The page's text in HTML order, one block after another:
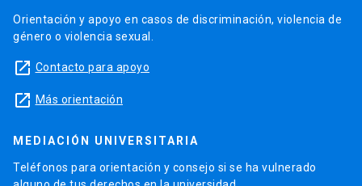
Orientación y apoyo en casos de discriminación, violencia de
género o violencia sexual.
launch Contacto para apoyo
launch Más orientación
MEDIACIÓN UNIVERSITARIA
Teléfonos para orientación y consejo si se ha vulnerado